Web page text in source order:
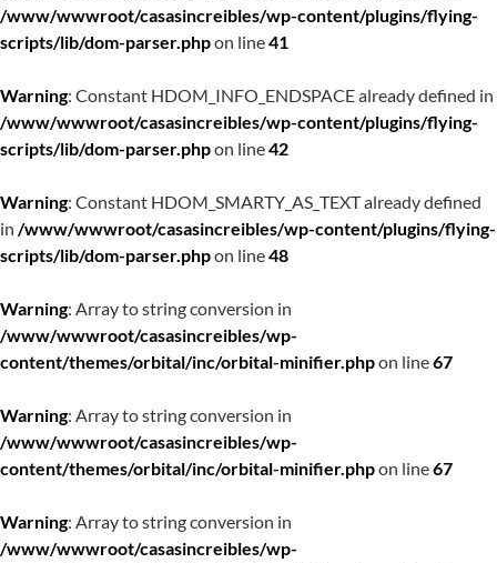
/www/wwwroot/casasincreibles/wp-content/plugins/flying-
scripts/lib/dom-parser.phpon line41
Warning: Constant HDOM_INFO_ENDSPACE already defined in
/www/wwwroot/casasincreibles/wp-content/plugins/flying-
scripts/lib/dom-parser.phpon line42
Warning: Constant HDOM_SMARTY_AS_TEXT already defined
in /www/wwwroot/casasincreibles/wp-content/plugins/flying-
scripts/lib/dom-parser.phpon line48
Warning: Array to string conversion in
/www/wwwroot/casasincreibles/wp-
content/themes/orbital/inc/orbital-minifier.phpon line67
Warning: Array to string conversion in
/www/wwwroot/casasincreibles/wp-
content/themes/orbital/inc/orbital-minifier.phpon line67
Warning: Array to string conversion in
/www/wwwroot/casasincreibles/wp-